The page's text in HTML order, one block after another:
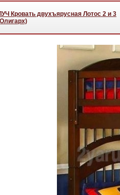
Кровать двухъярусная Лотос 2 и 3